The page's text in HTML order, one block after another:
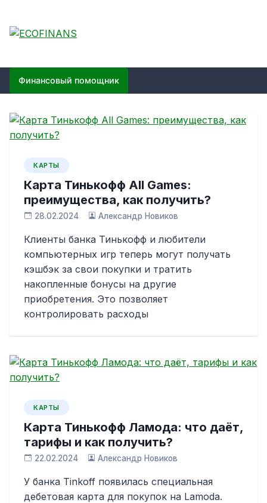
content
ECOFINANS
Финансовый помощник
КАРТЫ
Карта Тинькофф All Games:
преимущества, как получить?
28.02.2024 Александр Новиков
Клиенты банка Тинькофф и любители
компьютерных игр теперь могут получать
кэшбэк за свои покупки и тратить
накопленные бонусы на другие
приобретения. Это позволяет
контролировать расходы
КАРТЫ
Карта Тинькофф Ламода: что даёт,
тарифы и как получить?
22.02.2024 Александр Новиков
У банка Tinkoff появилась специальная
дебетовая карта для покупок на Lamoda.